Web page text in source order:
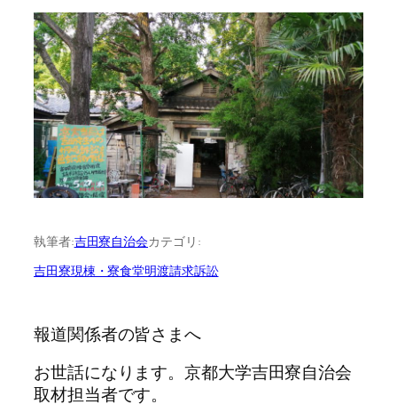
執筆者:吉田寮自治会カテゴリ:
吉田寮現棟・寮食堂明渡請求訴訟
報道関係者の皆さまへ
お世話になります。京都大学吉田寮自治会
取材担当者です。